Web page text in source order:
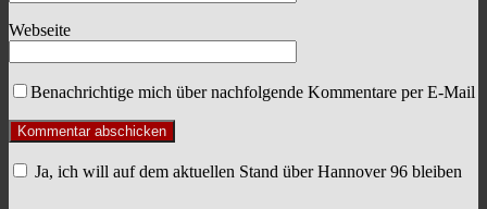
Webseite
Benachrichtige mich über nachfolgende Kommentare per E-Mail
Ja, ich will auf dem aktuellen Stand über Hannover 96 bleiben